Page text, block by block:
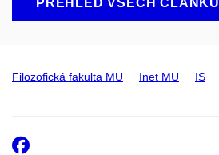
Filozofická fakulta MU Inet MU IS
Facebook